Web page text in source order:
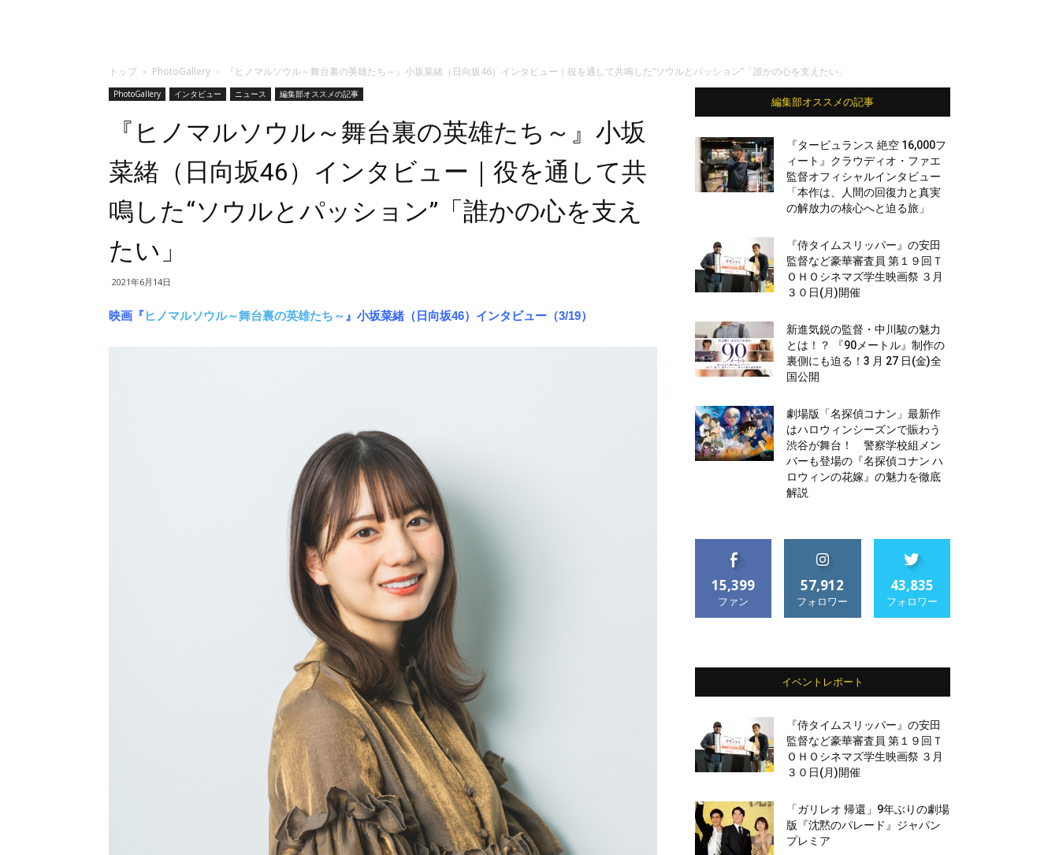
トップ PhotoGallery 『ヒノマルソウル～舞台裏の英雄たち～』小坂菜緒（日向坂46）インタビュー｜役を通して共鳴した“ソウルとパッション”「誰かの心を支えたい」
PhotoGallery インタビュー ニュース 編集部オススメの記事
『ヒノマルソウル～舞台裏の英雄たち～』小坂
菜緒（日向坂46）インタビュー｜役を通して共
鳴した“ソウルとパッション”「誰かの心を支え
たい」
2021年6月14日
映画『 ヒノマルソウル～舞台裏の英雄たち～ 』 小坂菜緒（日向坂46）インタビュー（3/19）
編集部オススメの記事
『タービュランス 絶空 16,000フ
ィート』クラウディオ・ファエ
監督オフィシャルインタビュー
「本作は、人間の回復力と真実
の解放力の核心へと迫る旅」
『侍タイムスリッパー』の安田
監督など豪華審査員 第１９回Ｔ
ＯＨＯシネマズ学生映画祭 ３月
３０日(月)開催
新進気鋭の監督・中川駿の魅力
とは！？ 『90メートル』制作の
裏側にも迫る！3 月 27 日(金)全
国公開
劇場版「名探偵コナン」最新作
はハロウィンシーズンで賑わう
渋谷が舞台！ 警察学校組メン
バーも登場の『名探偵コナン ハ
ロウィンの花嫁』の魅力を徹底
解説
15,399
ファン
57,912
フォロワー
43,835
フォロワー
イベントレポート
『侍タイムスリッパー』の安田
監督など豪華審査員 第１９回Ｔ
ＯＨＯシネマズ学生映画祭 ３月
３０日(月)開催
「ガリレオ 帰還」9年ぶりの劇場
版『沈黙のパレード』ジャパン
プレミア